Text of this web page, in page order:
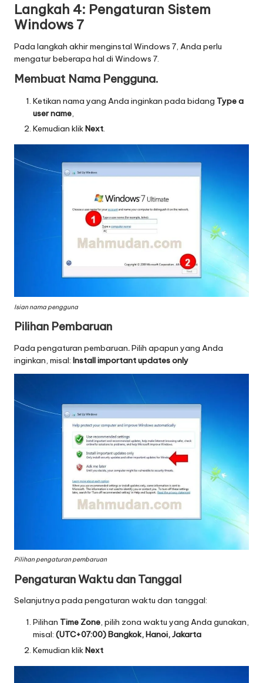
Langkah 4: Pengaturan Sistem
Windows 7
Pada langkah akhir menginstal Windows 7, Anda perlu
mengatur beberapa hal di Windows 7.
Membuat Nama Pengguna.
Ketikan nama yang Anda inginkan pada bidang Type a
user name,
Kemudian klikNext.
Isian nama pengguna
Pilihan Pembaruan
Pada pengaturan pembaruan.Pilih apapun yang Anda
inginkan, misal: Install important updates only
Pilihan pengaturan pembaruan
Pengaturan Waktu dan Tanggal
Selanjutnya pada pengaturan waktu dan tanggal:
Pilihan Time Zone, pilih zona waktu yang Anda gunakan,
misal: (UTC+07:00) Bangkok, Hanoi, Jakarta
Kemudian klikNext